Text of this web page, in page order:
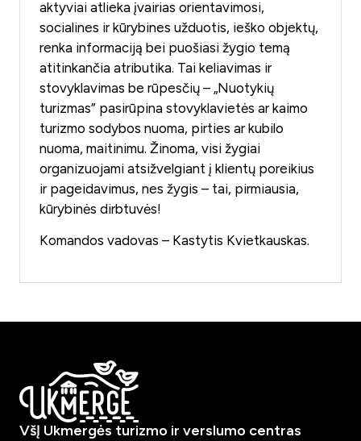
aktyviai atlieka įvairias orientavimosi,
socialines ir kūrybines užduotis, ieško objektų,
renka informaciją bei puošiasi žygio temą
atitinkančia atributika. Tai keliavimas ir
stovyklavimas be rūpesčių – „Nuotykių
turizmas” pasirūpina stovyklavietės ar kaimo
turizmo sodybos nuoma, pirties ar kubilo
nuoma, maitinimu. Žinoma, visi žygiai
organizuojami atsižvelgiant į klientų poreikius
ir pageidavimus, nes žygis – tai, pirmiausia,
kūrybinės dirbtuvės!
Komandos vadovas – Kastytis Kvietkauskas.
VšĮ Ukmergės turizmo ir verslumo centras